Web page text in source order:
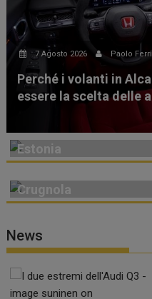
7 Agosto 2026 Paolo
Perché i volanti in
essere la scelta delle
Appuntamento in
Estonia
Crugnola
News